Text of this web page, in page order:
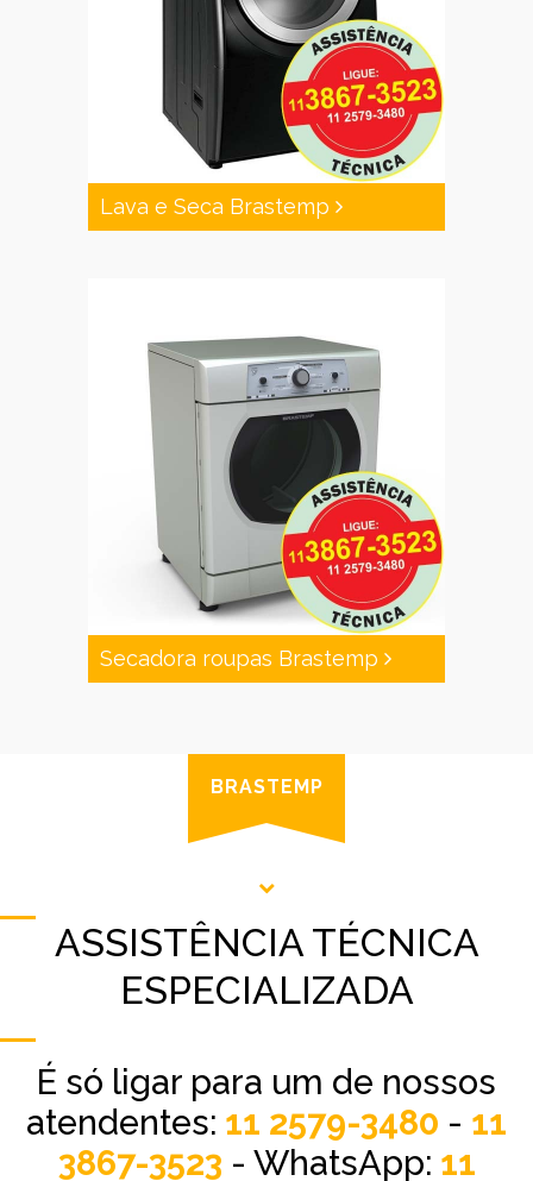
Lava e Seca Brastemp
Secadora roupas Brastemp
BRASTEMP
ASSISTÊNCIA TÉCNICA
ESPECIALIZADA
É só ligar para um de nossos
atendentes: 11 2579-3480 - 11
3867-3523 - WhatsApp: 11